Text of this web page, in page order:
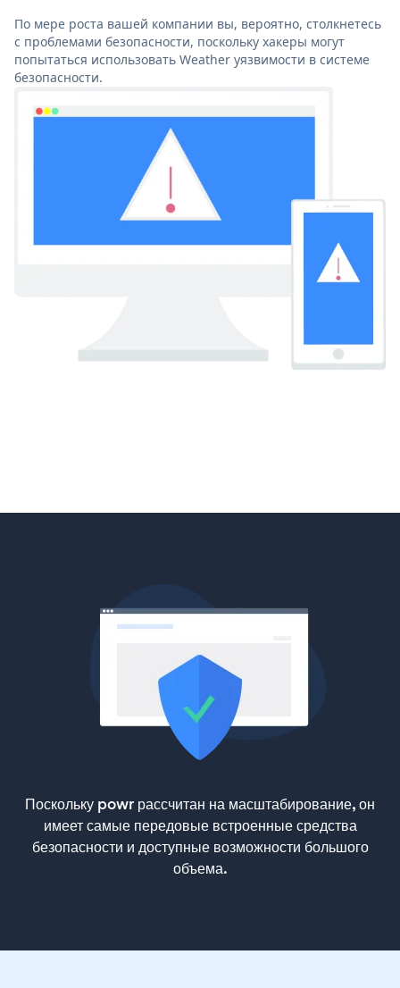
По мере роста вашей компании вы, вероятно, столкнетесь
с проблемами безопасности, поскольку хакеры могут
попытаться использовать Weather уязвимости в системе
безопасности.
Поскольку powr рассчитан на масштабирование, он
имеет самые передовые встроенные средства
безопасности и доступные возможности большого
объема.